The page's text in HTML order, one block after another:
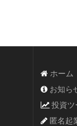
ホーム
お知ら
投資ツ
匿名起